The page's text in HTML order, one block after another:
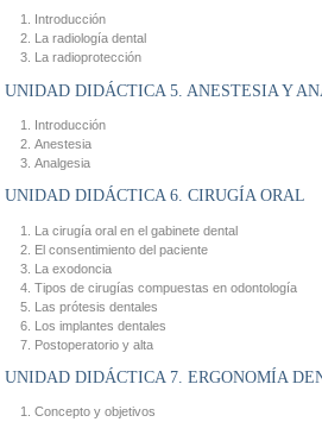
Introducción
La radiología dental
La radioprotección
UNIDAD DIDÁCTICA 5. ANESTESIA Y
Introducción
Anestesia
Analgesia
UNIDAD DIDÁCTICA 6. CIRUGÍA ORAL
La cirugía oral en el gabinete dental
El consentimiento del paciente
La exodoncia
Tipos de cirugías compuestas en odontología
Las prótesis dentales
Los implantes dentales
Postoperatorio y alta
UNIDAD DIDÁCTICA 7. ERGONOMÍA
Concepto y objetivos